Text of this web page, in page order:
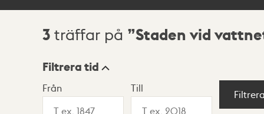
Sökresultat
3 träffar på Staden vid
Visningsläge
Filtrera tid
Från Till